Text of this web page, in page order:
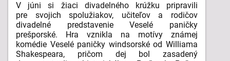
V júni si žiaci divadelného krúžku pripravili
pre svojich spolužiakov, učiteľov a rodičov
divadelné predstavenie Veselé paničky
prešporské. Hra vznikla na motívy známej
komédie Veselé paničky windsorské od Williama
Shakespeara, pričom dej bol zasadený